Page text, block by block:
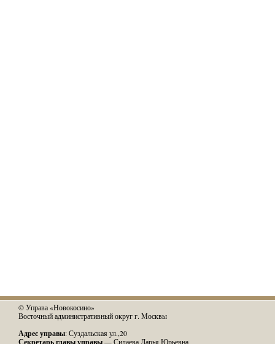
© Управа «Новокосино»
Восточный административный округ г. Москвы
Адрес управы: Суздальская ул.,20
Секретарь главы управы — Силаева Дарья Юрьевна